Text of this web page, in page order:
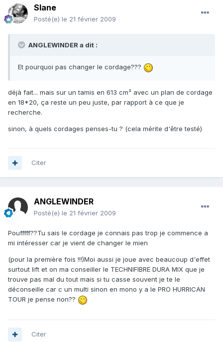
Slane
Posté(e) le 21 février 2009
ANGLEWINDER a dit :
Et pourquoi pas changer le cordage???
déjà fait... mais sur un tamis en 613 cm² avec un plan de cordage
en 18*20, ça reste un peu juste, par rapport à ce que je
recherche.
sinon, à quels cordages penses-tu ? (cela mérite d'être testé)
Citer
ANGLEWINDER
Posté(e) le 21 février 2009
Poufffff??Tu sais le cordage je connais pas trop je commence a
mi intéresser car je vient de changer le mien
(pour la première fois !!!)Moi aussi je joue avec beaucoup d'effet
surtout lift et on ma conseiller le TECHNIFIBRE DURA MIX que je
trouve pas mal du tout mais si tu casse souvent je te le
déconseille car c un multi sinon en mono y a le PRO HURRICAN
TOUR je pense non??
Citer